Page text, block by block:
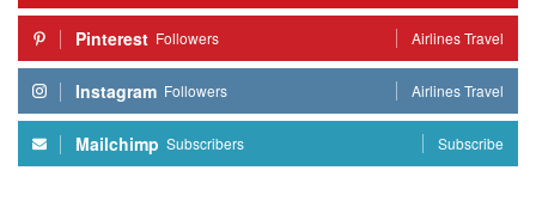
Pinterest Followers Airlines Travel
Instagram Followers Airlines Travel
Mailchimp Subscribers Subscribe